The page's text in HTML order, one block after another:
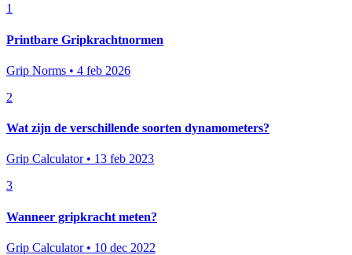
1
Printbare Gripkrachtnormen
Grip Norms • 4 feb 2026
2
Wat zijn de verschillende soorten dynamometers?
Grip Calculator • 13 feb 2023
3
Wanneer gripkracht meten?
Grip Calculator • 10 dec 2022